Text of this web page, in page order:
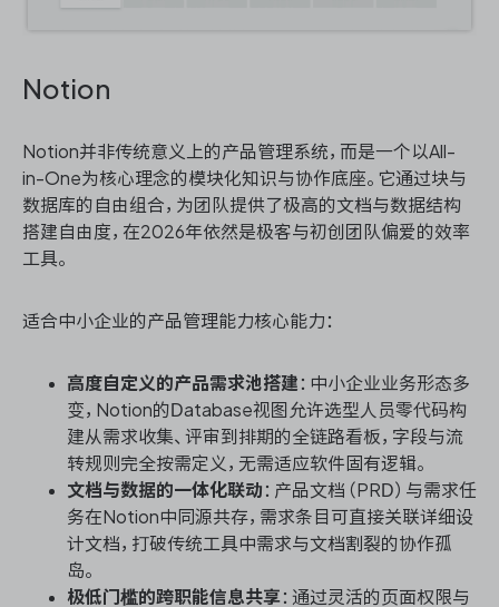
Notion
Notion并非传统意义上的产品管理系统，而是一个以All-
in-One为核心理念的模块化知识与协作底座。它通过块与
数据库的自由组合，为团队提供了极高的文档与数据结构
搭建自由度，在2026年依然是极客与初创团队偏爱的效率
工具。
适合中小企业的产品管理能力核心能力：
高度自定义的产品需求池搭建 ：中小企业业务形态多
变，Notion的Database视图允许选型人员零代码构
建从需求收集、评审到排期的全链路看板，字段与流
转规则完全按需定义，无需适应软件固有逻辑。
文档与数据的一体化联动 ：产品文档（PRD）与需求任
务在Notion中同源共存，需求条目可直接关联详细设
计文档，打破传统工具中需求与文档割裂的协作孤
岛。
极低门槛的跨职能信息共享：通过灵活的页面权限与